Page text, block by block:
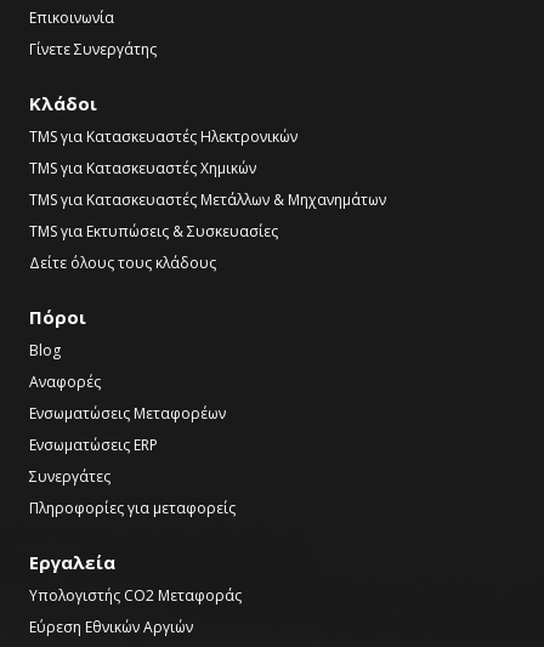
Επικοινωνία
Γίνετε Συνεργάτης
Κλάδοι
TMS για Κατασκευαστές Ηλεκτρονικών
TMS για Κατασκευαστές Χημικών
TMS για Κατασκευαστές Μετάλλων & Μηχανημάτων
TMS για Εκτυπώσεις & Συσκευασίες
Δείτε όλους τους κλάδους
Πόροι
Blog
Αναφορές
Ενσωματώσεις Μεταφορέων
Ενσωματώσεις ERP
Συνεργάτες
Πληροφορίες για μεταφορείς
Εργαλεία
Υπολογιστής CO2 Μεταφοράς
Εύρεση Εθνικών Αργιών